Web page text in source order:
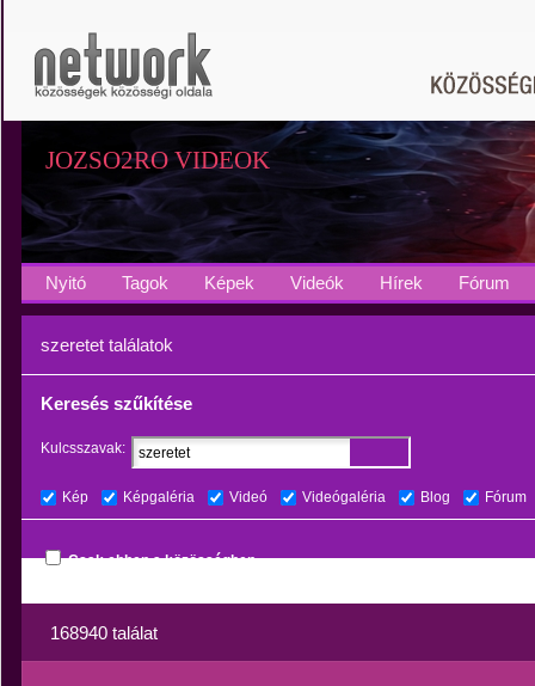
JOZSO2RO VIDEOK
Nyitó Tagok Képek Videók Hírek Fórum
szeretet találatok
Keresés szűkítése
Kulcsszavak:
Kép Képgaléria Videó Videógaléria Blog Fórum
Csak ebben a közösségben
168940 találat